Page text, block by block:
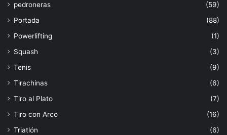
pedroneras
(59)
Portada
(88)
Powerlifting
(1)
Squash
(3)
Tenis
(9)
Tirachinas
(6)
Tiro al Plato
(7)
Tiro con Arco
(16)
Triatlón
(6)